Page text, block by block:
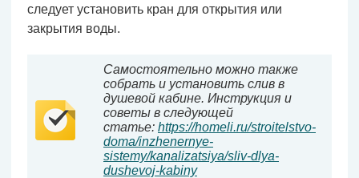
следует установить кран для открытия или
закрытия воды.
Самостоятельно можно также
собрать и установить слив в
душевой кабине. Инструкция и
советы в следующей
статье: https://homeli.ru/stroitelstvo-
doma/inzhenernye-
sistemy/kanalizatsiya/sliv-dlya-
dushevoj-kabiny